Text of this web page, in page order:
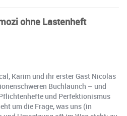
ohne Lastenheft
Karim und ihr erster Gast Nicolas
Buchlaunch – und
und Perfektionismus
um die Frage, was uns (in